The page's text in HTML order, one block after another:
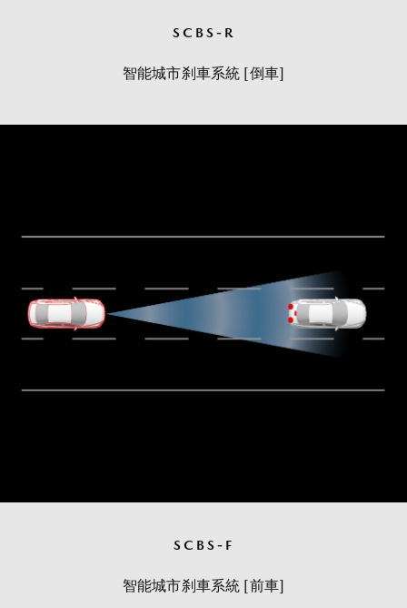
SCBS-R
智能城市刹車系統 [倒車]
SCBS-F
智能城市刹車系統 [前車]